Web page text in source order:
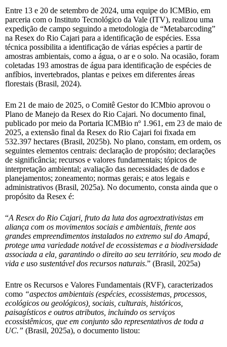
Entre 13 e 20 de setembro de 2024, uma equipe do ICMBio, em
parceria com o Instituto Tecnológico da Vale (ITV), realizou uma
expedição de campo seguindo a metodologia de “Metabarcoding”
na Resex do Rio Cajari para a identificação de espécies. Essa
técnica possibilita a identificação de várias espécies a partir de
amostras ambientais, como a água, o ar e o solo. Na ocasião, foram
coletadas 193 amostras de água para identificação de espécies de
anfíbios, invertebrados, plantas e peixes em diferentes áreas
florestais (Brasil, 2024).
Em 21 de maio de 2025, o Comitê Gestor do ICMbio aprovou o
Plano de Manejo da Resex do Rio Cajari. No documento final,
publicado por meio da Portaria ICMBio nº 1.961, em 23 de maio de
2025, a extensão final da Resex do Rio Cajari foi fixada em
532.397 hectares (Brasil, 2025b). No plano, constam, em ordem, os
seguintes elementos centrais: declaração de propósito; declarações
de significância; recursos e valores fundamentais; tópicos de
interpretação ambiental; avaliação das necessidades de dados e
planejamentos; zoneamento; normas gerais; e atos legais e
administrativos (Brasil, 2025a). No documento, consta ainda que o
propósito da Resex é:
“A Resex do Rio Cajari, fruto da luta dos agroextrativistas em
aliança com os movimentos sociais e ambientais, frente aos
grandes empreendimentos instalados no extremo sul do Amapá,
protege uma variedade notável de ecossistemas e a biodiversidade
associada a ela, garantindo o direito ao seu território, seu modo de
vida e uso sustentável dos recursos naturais.” (Brasil, 2025a)
Entre os Recursos e Valores Fundamentais (RVF), caracterizados
como “aspectos ambientais (espécies, ecossistemas, processos,
ecológicos ou geológicos), sociais, culturais, históricos,
paisagísticos e outros atributos, incluindo os serviços
ecossistêmicos, que em conjunto são representativos de toda a
UC.” (Brasil, 2025a), o documento listou: